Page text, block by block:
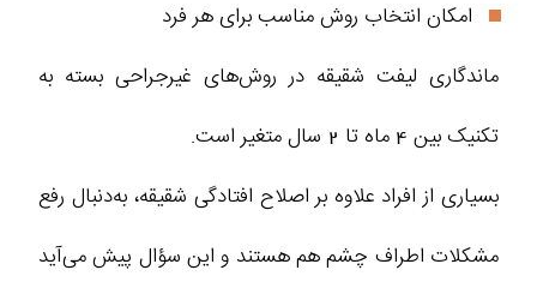
امکان انتخاب روش مناسب برای هر فرد
ماندگاری لیفت شقیقه در روش‌های غیرجراحی بسته به
تکنیک بین 4 ماه تا 2 سال متغیر است.
بسیاری از افراد علاوه بر اصلاح افتادگی شقیقه، به‌دنبال رفع
مشکلات اطراف چشم هم هستند و این سؤال پیش می‌آید